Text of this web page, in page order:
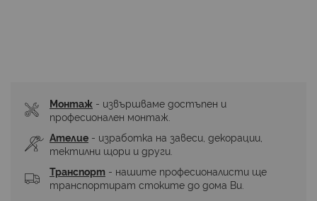
Монтаж - извършваме достъпен и
професионален монтаж.
Ателие - изработка на завеси, декорации,
тектилни щори и други.
Транспорт - нашите професионалисти ще
транспортират стоките до дома Ви.